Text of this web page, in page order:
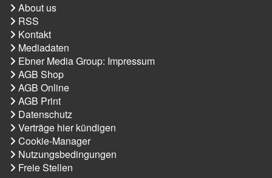
About us
RSS
Kontakt
Mediadaten
Ebner Media Group: Impressum
AGB Shop
AGB Online
AGB Print
Datenschutz
Verträge hier kündigen
Cookie-Manager
Nutzungsbedingungen
Freie Stellen